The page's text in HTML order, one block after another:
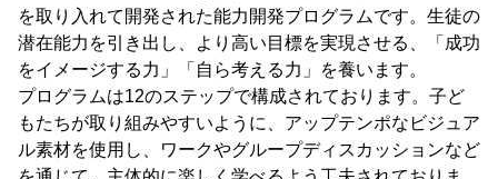
を取り入れて開発された能力開発プログラムです。生徒の
潜在能力を引き出し、より高い目標を実現させる、「成功
をイメージする力」「自ら考える力」を養います。
プログラムは12のステップで構成されております。子ど
もたちが取り組みやすいように、アップテンポなビジュア
ル素材を使用し、ワークやグループディスカッションなど